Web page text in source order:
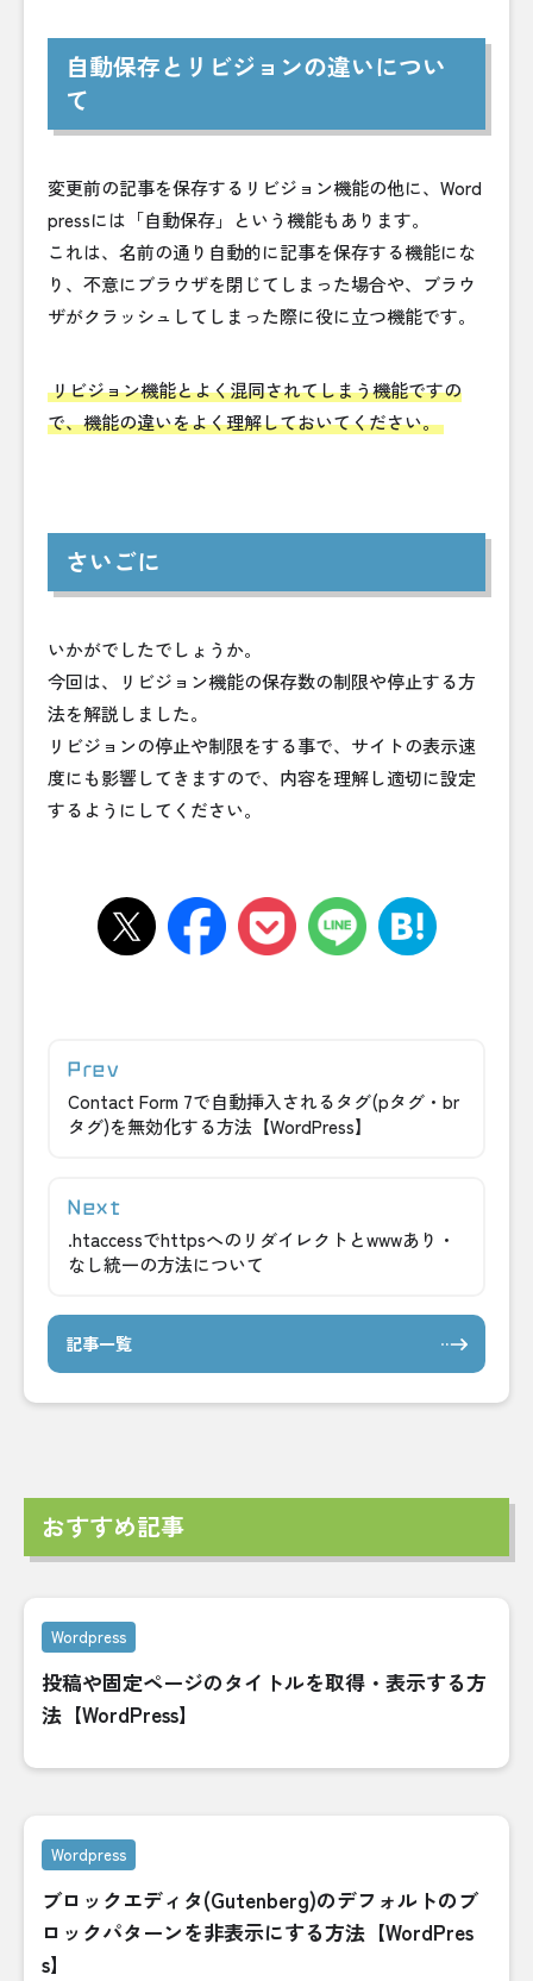
自動保存とリビジョンの違いについ
て
変更前の記事を保存するリビジョン機能の他に、Word
pressには「自動保存」という機能もあります。
これは、名前の通り自動的に記事を保存する機能にな
り、不意にブラウザを閉じてしまった場合や、ブラウ
ザがクラッシュしてしまった際に役に立つ機能です。
リビジョン機能とよく混同されてしまう機能ですの
で、機能の違いをよく理解しておいてください。
さいごに
いかがでしたでしょうか。
今回は、リビジョン機能の保存数の制限や停止する方
法を解説しました。
リビジョンの停止や制限をする事で、サイトの表示速
度にも影響してきますので、内容を理解し適切に設定
するようにしてください。
Contact Form 7で自動挿入されるタグ(pタグ・br
タグ)を無効化する方法【WordPress】
.htaccessでhttpsへのリダイレクトとwwwあり・
なし統一の方法について
記事一覧
おすすめ記事
Wordpress
投稿や固定ページのタイトルを取得・表示する方
法【WordPress】
Wordpress
ブロックエディタ(Gutenberg)のデフォルトのブ
ロックパターンを非表示にする方法【WordPres
s】